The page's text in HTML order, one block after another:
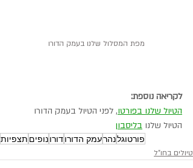
מפת המסלול שלנו בעמק הדורו
לקריאה נוספת:
הטיול שלנו בפורטו, לפני הטיול בעמק הדורו
הטיול שלנו בליסבון
פורטוגלנהרעמק הדורודורונופים תצפיות
טיולים בחו"ל